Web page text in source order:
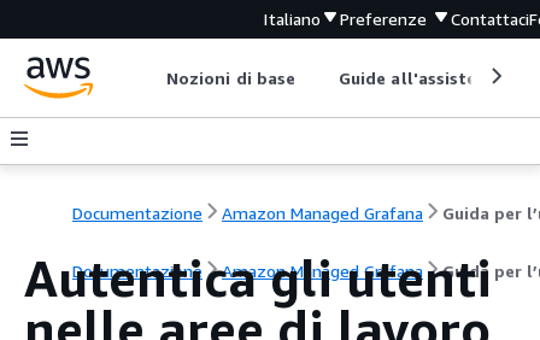
Italiano Preferenze Contattaci
Nozioni di base Guide all'assistenza
Documentazione Amazon Managed Grafana
Documentazione Amazon Managed Grafana Guida per
Autentica gli utenti
nelle aree di lavoro